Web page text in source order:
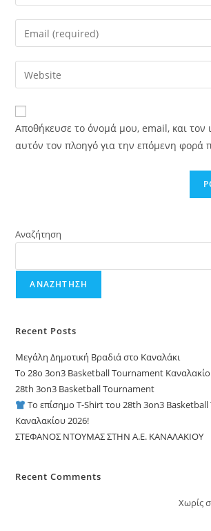
Αποθήκευσε το όνομά μου, email, και τον
αυτόν τον πλοηγό για την επόμενη φορά
Αναζήτηση
ΑΝΑΖΉΤΗΣΗ
Recent Posts
Μεγάλη Δημοτική Βραδιά στο Καναλάκι
Το 28ο 3on3 Basketball Tournament
28th 3on3 Basketball Tournament
Το επίσημο T-Shirt του 28th 3on3
Καναλακίου 2026!
ΣΤΕΦΑΝΟΣ ΝΤΟΥΜΑΣ ΣΤΗΝ Α.Ε. ΚΑΝΑΛΑΚΙΟΥ
Recent Comments
Χωρίς